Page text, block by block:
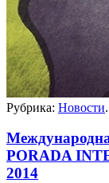
Рубрика: Новости.
PORADA
2014